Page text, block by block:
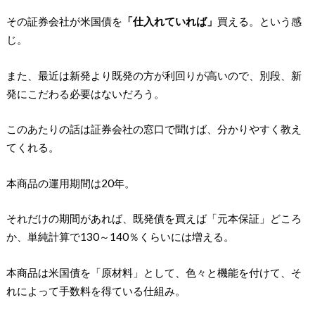
その証券会社が米国債を 「仕入れていれば」 買える。という感
じ。
また、最近は新発より既発の方が利回りが高いので、別段、新
発にこだわる必要はないだろう。
このあたりの話は証券会社の窓口で聞けば、分かりやすく教え
てくれる。
本商品の運用期間は20年。
それだけの期間があれば、既発債を買えば「元本保証」どころ
か、単純計算で130～140％くらいには増える。
本商品は米国債を「原材料」として、色々と機能を付けて、そ
れによって手数料を得ている仕組み。